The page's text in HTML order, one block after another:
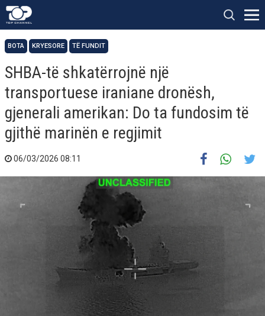
BOTA KRYESORE TË FUNDIT
SHBA-të shkatërrojnë një
transportuese iraniane dronësh,
gjenerali amerikan: Do ta fundosim të
gjithë marinën e regjimit
06/03/2026 08:11